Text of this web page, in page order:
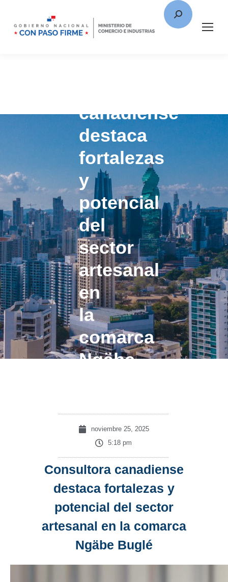
canadiense
destaca
fortalezas
y
potencial
del
sector
artesanal
en
la
comarca
Ngäbe
noviembre 25, 2025
5:18 pm
Consultora canadiense
destaca fortalezas y
potencial del sector
artesanal en la comarca
Ngäbe Buglé